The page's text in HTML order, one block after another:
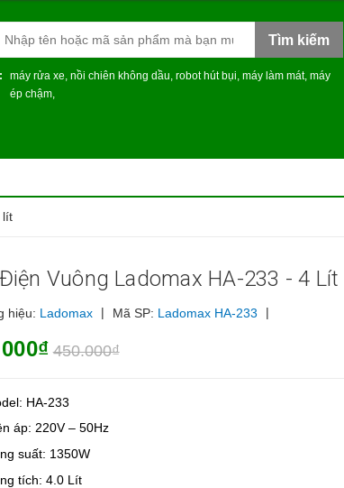
Tìm kiếm
máy rửa xe, nồi chiên không dầu, robot hút bụi, máy làm mát, máy
ép chậm,
lít
Vuông Ladomax HA-233 - 4 Lít
hiệu: Ladomax | Mã SP: Ladomax HA-233 |
450.000₫
HA-233
áp: 220V – 50Hz
suất: 1350W
tích: 4.0 Lít